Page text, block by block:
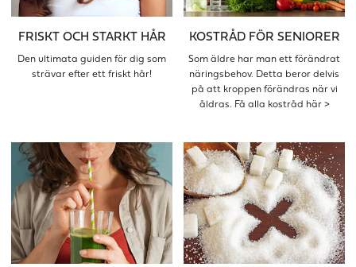
FRISKT OCH STARKT HÅR
Den ultimata guiden för dig som
strävar efter ett friskt hår!
KOSTRÅD FÖR SENIORER
Som äldre har man ett förändrat
näringsbehov. Detta beror delvis
på att kroppen förändras när vi
åldras. Få alla kostråd här >